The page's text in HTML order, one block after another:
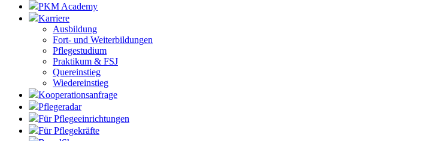
PKM Academy
Karriere
Ausbildung
Fort- und Weiterbildungen
Pflegestudium
Praktikum & FSJ
Quereinstieg
Wiedereinstieg
Kooperationsanfrage
Pflegeradar
Für Pflegeeinrichtungen
Für Pflegekräfte